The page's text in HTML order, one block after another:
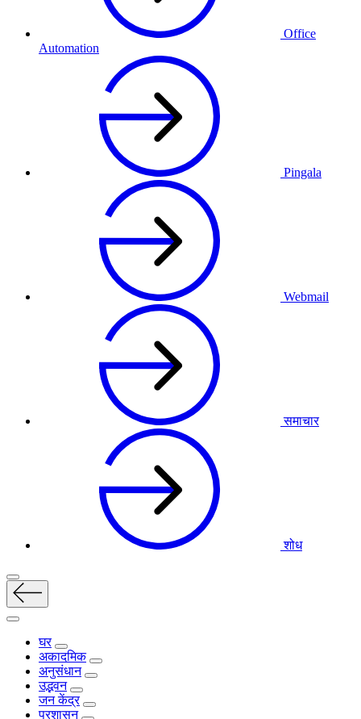
Office
Automation
Pingala
Webmail
समाचार
शोध
घर
अकादमिक
अनुसंधान
उद्भवन
जन केंद्र
प्रशासन